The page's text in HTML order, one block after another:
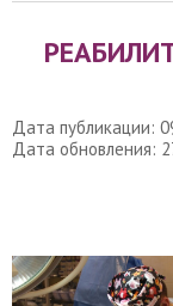
Дата публикации:
Дата обновления: